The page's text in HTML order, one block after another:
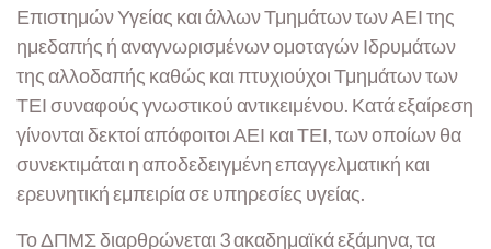
Επιστημών Υγείας και άλλων Τμημάτων των ΑΕΙ της
ημεδαπής ή αναγνωρισμένων ομοταγών Ιδρυμάτων
της αλλοδαπής καθώς και πτυχιούχοι Τμημάτων των
ΤΕΙ συναφούς γνωστικού αντικειμένου. Κατά εξαίρεση
γίνονται δεκτοί απόφοιτοι ΑΕΙ και ΤΕΙ, των οποίων θα
συνεκτιμάται η αποδεδειγμένη επαγγελματική και
ερευνητική εμπειρία σε υπηρεσίες υγείας.
Το ΔΠΜΣ διαρθρώνεται 3 ακαδημαϊκά εξάμηνα, τα